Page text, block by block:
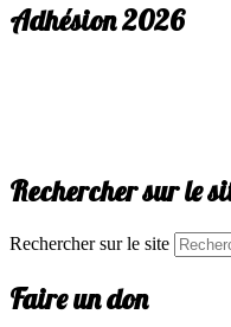
Adhésion 2026
Rechercher sur le
Rechercher sur le site
Faire un don